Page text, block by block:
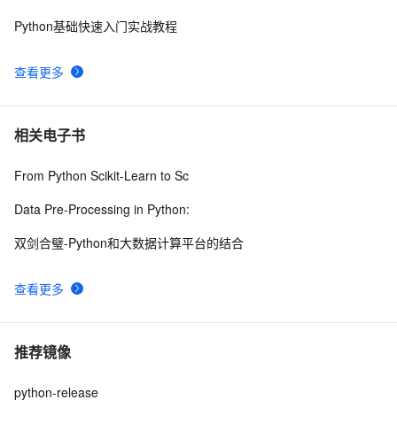
查看更多
Python基础快速入门实战教程
相关电子书
查看更多
From Python Scikit-Learn to Sc
Data Pre-Processing in Python:
双剑合璧-Python和大数据计算平台的结合
推荐镜像
python-release